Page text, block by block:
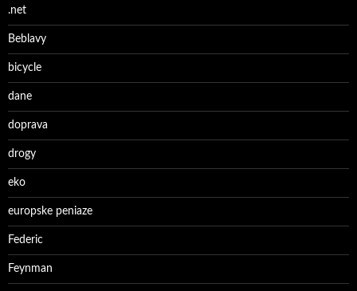
.net
Beblavy
bicycle
dane
doprava
drogy
eko
europske peniaze
Federic
Feynman